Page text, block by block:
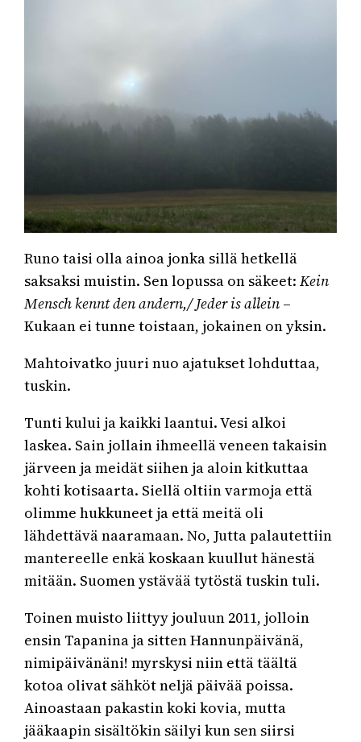
Runo taisi olla ainoa jonka sillä hetkellä
saksaksi muistin. Sen lopussa on säkeet:Kein
Mensch kennt den andern,/ Jeder is allein –
Kukaan ei tunne toistaan, jokainen on yksin.
Mahtoivatko juuri nuo ajatukset lohduttaa,
tuskin.
Tunti kului ja kaikki laantui. Vesi alkoi
laskea. Sain jollain ihmeellä veneen takaisin
järveen ja meidät siihen ja aloin kitkuttaa
kohti kotisaarta. Siellä oltiin varmoja että
olimme hukkuneet ja että meitä oli
lähdettävä naaramaan. No, Jutta palautettiin
mantereelle enkä koskaan kuullut hänestä
mitään. Suomen ystävää tytöstä tuskin tuli.
Toinen muisto liittyy jouluun 2011, jolloin
ensin Tapanina ja sitten Hannunpäivänä,
nimipäivänäni! myrskysi niin että täältä
kotoa olivat sähköt neljä päivää poissa.
Ainoastaan pakastin koki kovia, mutta
jääkaapin sisältökin säilyi kun sen siirsi